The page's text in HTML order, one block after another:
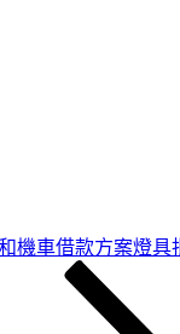
機車借款方案燈具